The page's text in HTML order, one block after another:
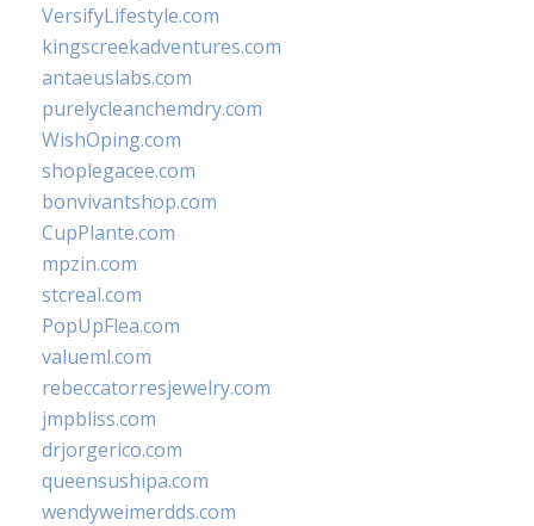
VersifyLifestyle.com
kingscreekadventures.com
antaeuslabs.com
purelycleanchemdry.com
WishOping.com
shoplegacee.com
bonvivantshop.com
CupPlante.com
mpzin.com
stcreal.com
PopUpFlea.com
valueml.com
rebeccatorresjewelry.com
jmpbliss.com
drjorgerico.com
queensushipa.com
wendyweimerdds.com